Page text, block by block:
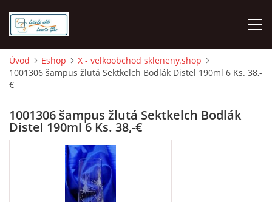
O NÁS
ÚVOD
VELKOOBCHOD GROSSHANDEL
MALOOBCHOD LUŽICKÉ SKLO
Úvod Eshop
X - velkoobchod skleneny.shop
1001306 šampus žlutá Sektkelch Bodlák Distel 190ml 6 Ks. 38,-
€
1001306 šampus žlutá Sektkelch Bodlák
Distel 190ml 6 Ks. 38,-€